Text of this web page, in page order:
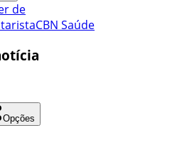
de
CBN Saúde
Opções